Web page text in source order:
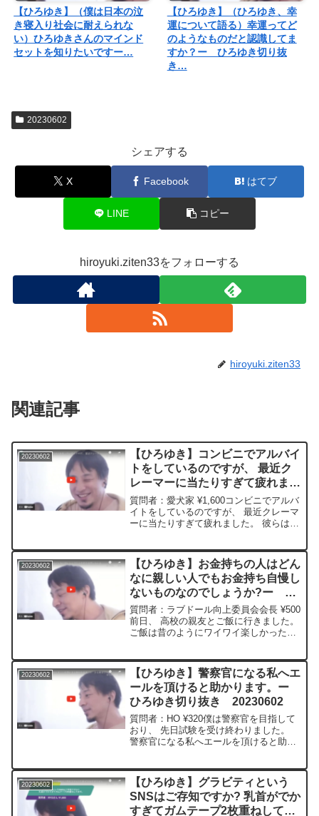
【ひろゆき】（僕は日本の泣
き寝入り社会に耐えられな
い）ひろゆきさんのマインド
セットを知りたいですー…
【ひろゆき】（ひろゆき、幸
運について語る）幸運ってど
のようなものだと認識してま
すか？ー ひろゆき切り抜
き…
20230602
シェアする
X Facebook はてブ
LINE コピー
hiroyuki.ziten33をフォローする
hiroyuki.ziten33
関連記事
20230602
【ひろゆき】コンビニでアルバイ
トをしているのですが、 最近ク
レーマーに当たりすぎて疲れまし
たー ひろゆき切り抜き
20230602
質問者：愛犬家 ¥1,600コンビニでアルバ
イトをしているのですが、 最近クレーマ
ーに当たりすぎて疲れました。 彼らは、
した! 本部に行くぞ!」 と言われたので
「不...
20230602
【ひろゆき】お金持ちの人はどん
なに親しい人でもお金持ち自慢し
ないものなのでしょうか?ー ひ
ろゆき切り抜き 20230602
質問者：ラブドール向上委員会会長 ¥500
前日、 高校の親友とご飯に行きました。
ご飯は昔のようにワイワイ楽しかったの
ました。 ですが、 全くそんな話もせ
ず、そんな身...
20230602
【ひろゆき】警察官になる私へエ
ールを頂けると助かります。ー
ひろゆき切り抜き 20230602
質問者：HO ¥320僕は警察官を目指して
おり、 先日試験を受け終わりました。
警察官になる私へエールを頂けると助か
さい仕事をして感謝をされる仕事でもあ
るしあと本当にそ...
20230602
【ひろゆき】グラビティという
SNSはご存知ですか? 乳首がでか
すぎてガムテープ2枚重ねしてま